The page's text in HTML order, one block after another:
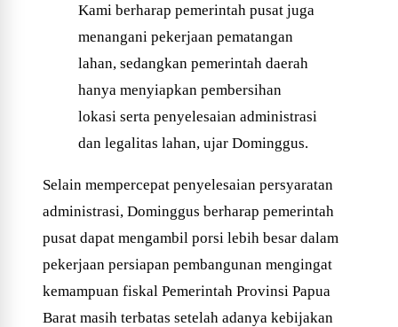
Kami berharap pemerintah pusat juga
menangani pekerjaan pematangan
lahan, sedangkan pemerintah daerah
hanya menyiapkan pembersihan
lokasi serta penyelesaian administrasi
dan legalitas lahan, ujar Dominggus.
Selain mempercepat penyelesaian persyaratan
administrasi, Dominggus berharap pemerintah
pusat dapat mengambil porsi lebih besar dalam
pekerjaan persiapan pembangunan mengingat
kemampuan fiskal Pemerintah Provinsi Papua
Barat masih terbatas setelah adanya kebijakan